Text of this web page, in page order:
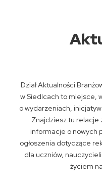
Dział Aktualności
w Siedlcach to miejsce,
o wydarzeniach,
Znajdziesz tu relacje
informacje o nowych
ogłoszenia dotyczące
dla uczniów,
życiem